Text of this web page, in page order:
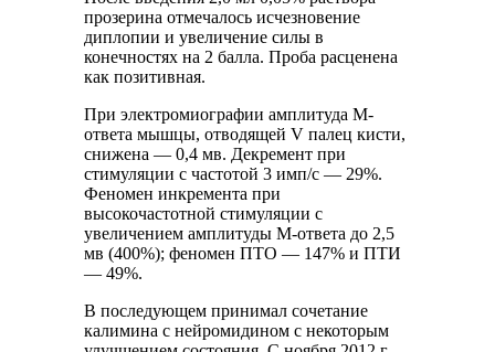
прозерина отмечалось исчезновение
диплопии и увеличение силы в
конечностях на 2 балла. Проба расценена
как позитивная.
При электромиографии амплитуда М-
ответа мышцы, отводящей V палец кисти,
снижена — 0,4 мв. Декремент при
стимуляции с частотой 3 имп/с — 29%.
Феномен инкремента при
высокочастотной стимуляции с
увеличением амплитуды М-ответа до 2,5
мв (400%); феномен ПТО — 147% и ПТИ
— 49%.
В последующем принимал сочетание
калимина с нейромидином с некоторым